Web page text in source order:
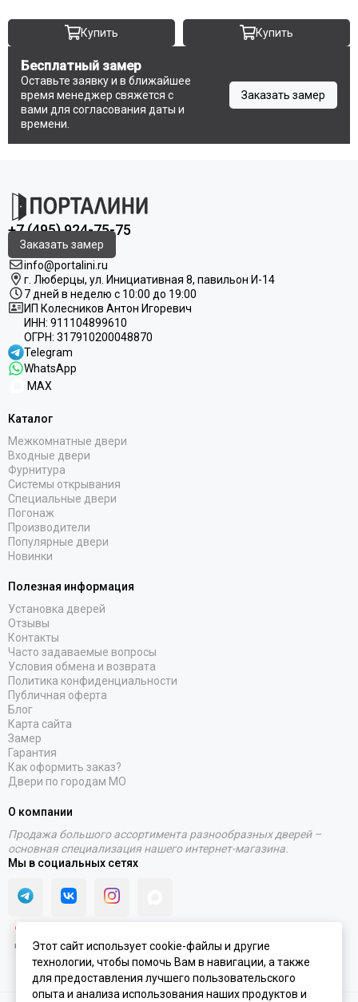
Пожметком
Текона
Шейл Дорс
Юркас
Купить Купить
Бесплатный замер
Оставьте заявку и в ближайшее
время менеджер свяжется с
вами для согласования даты и
времени.
Заказать замер
+7 (495) 924-75-75
Заказать замер
info@portalini.ru
г. Люберцы, ул. Инициативная 8, павильон И-14
7 дней в неделю с 10:00 до 19:00
ИП Колесников Антон Игоревич
ИНН: 911104899610
ОГРН: 317910200048870
Telegram
WhatsApp
MAX
Каталог
Межкомнатные двери
Входные двери
Фурнитура
Системы открывания
Специальные двери
Погонаж
Производители
Популярные двери
Новинки
Полезная информация
Установка дверей
Отзывы
Контакты
Часто задаваемые вопросы
Условия обмена и возврата
Политика конфиденциальности
Публичная оферта
Блог
Карта сайта
Замер
Гарантия
Как оформить заказ?
Двери по городам МО
О компании
Продажа большого ассортимента разнообразных дверей –
основная специализация нашего интернет-магазина.
Мы в социальных сетях
Этот сайт использует cookie-файлы и другие
технологии, чтобы помочь Вам в навигации, а также
для предоставления лучшего пользовательского
опыта и анализа использования наших продуктов и